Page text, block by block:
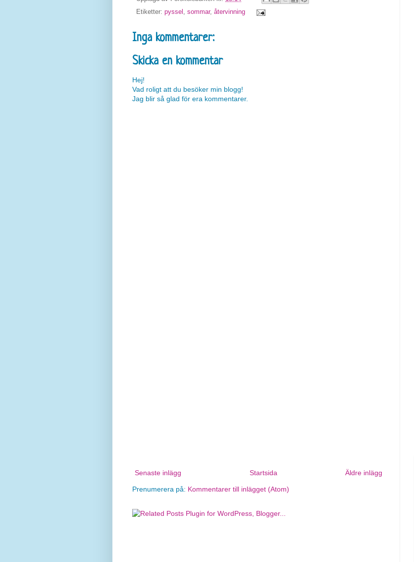
Etiketter: pyssel , sommar, återvinning
Inga kommentarer:
Skicka en kommentar
Hej!
Vad roligt att du besöker min blogg!
Jag blir så glad för era kommentarer.
Senaste inlägg Äldre inlägg
Startsida
Prenumerera på: Kommentarer till inlägget (Atom)